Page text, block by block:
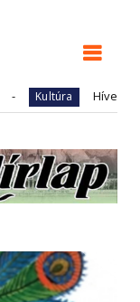
Kultúra Híven és